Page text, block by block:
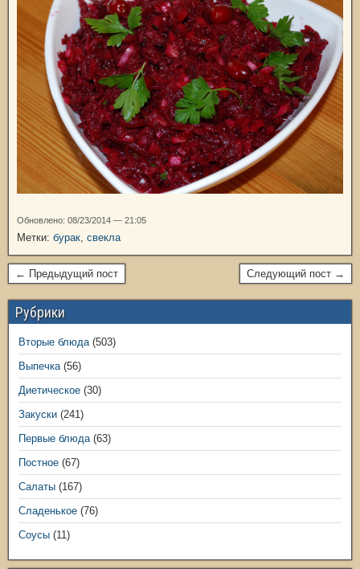
Обновлено: 08/23/2014 — 21:05
Метки: бурак, свекла
← Предыдущий пост Следующий пост →
Рубрики
Вторые блюда(503)
Выпечка(56)
Диетическое (30)
Закуски (241)
Первые блюда(63)
Постное (67)
Салаты (167)
Сладенькое (76)
Соусы (11)